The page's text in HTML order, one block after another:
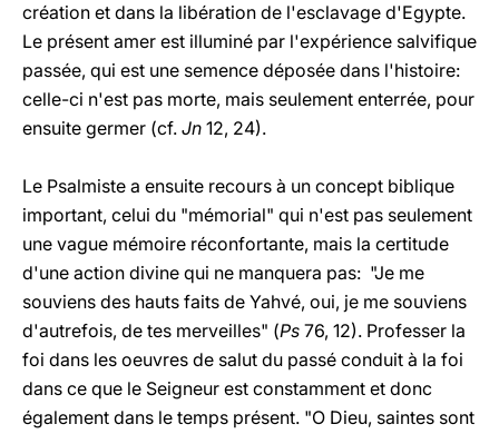
création et dans la libération de l'esclavage d'Egypte.
Le présent amer est illuminé par l'expérience salvifique
passée, qui est une semence déposée dans l'histoire:
celle-ci n'est pas morte, mais seulement enterrée, pour
ensuite germer (cf. Jn 12, 24).
Le Psalmiste a ensuite recours à un concept biblique
important, celui du "mémorial" qui n'est pas seulement
une vague mémoire réconfortante, mais la certitude
d'une action divine qui ne manquera pas: "Je me
souviens des hauts faits de Yahvé, oui, je me souviens
d'autrefois, de tes merveilles" (Ps 76, 12). Professer la
foi dans les oeuvres de salut du passé conduit à la foi
dans ce que le Seigneur est constamment et donc
également dans le temps présent. "O Dieu, saintes sont